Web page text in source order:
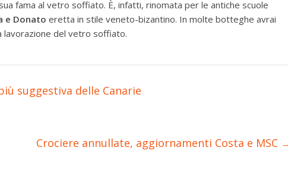
fama al vetro soffiato. È, infatti, rinomata per le antiche scuole
e Donato eretta in stile veneto-bizantino. In molte botteghe avrai
lavorazione del vetro soffiato.
suggestiva delle Canarie
Crociere annullate, aggiornamenti Costa e MSC